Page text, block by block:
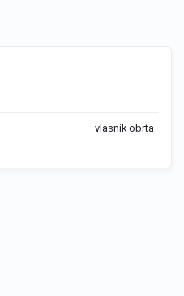
vlasnik obrta